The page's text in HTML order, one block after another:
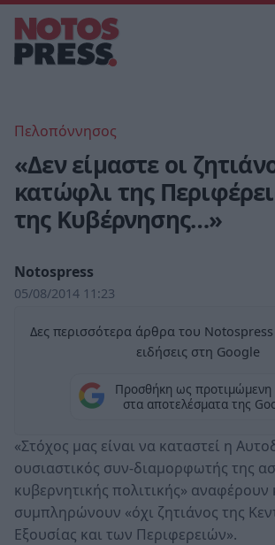
Πελοπόννησος
«Δεν είμαστε οι
κατώφλι της
της Κυβέρνησης…»
Notospress
05/08/2014 11:23
Δες περισσότερα άρθρα του
ειδήσεις στη Google
Προσθήκη ως προτιμώμενη
στα αποτελέσματα της
«Στόχος μας είναι να καταστεί η
ουσιαστικός συν-διαμορφωτής της
κυβερνητικής πολιτικής» αναφέρουν
συμπληρώνουν «όχι ζητιάνος της
Εξουσίας και των Περιφερειών».